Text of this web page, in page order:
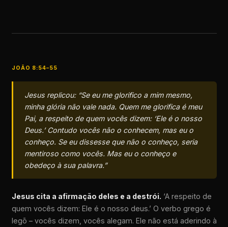
JOÃO 8:54–55
Jesus replicou: “Se eu me glorifico a mim mesmo,
minha glória não vale nada. Quem me glorifica é meu
Pai, a respeito de quem vocês dizem: ‘Ele é o nosso
Deus.’ Contudo vocês não o conhecem, mas eu o
conheço. Se eu dissesse que não o conheço, seria
mentiroso como vocês. Mas eu o conheço e
obedeço à sua palavra.”
Jesus cita a afirmação deles e a destrói. ‘A respeito de
quem vocês dizem: Ele é o nosso deus.’ O verbo grego é
legō – vocês dizem, vocês alegam. Ele não está aderindo à